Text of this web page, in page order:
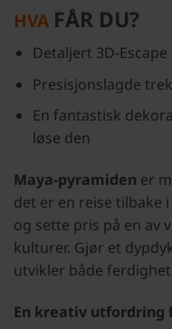
HVA FÅR DU?
Detaljert 3D-
Presisjonslagde
En fantastisk
løse den
Maya-pyramiden er
det er en reise tilbake
og sette pris på en av
kulturer. Gjør et
utvikler både
En kreativ utfordring